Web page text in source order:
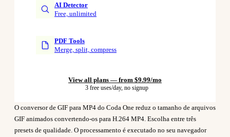
AI Detector
Free, unlimited
PDF Tools
Merge, split, compress
View all plans — from $9.99/mo
3 free uses/day, no signup
O conversor de GIF para MP4 do Coda One reduz o tamanho de arquivos
GIF animados convertendo-os para H.264 MP4. Escolha entre três
presets de qualidade. O processamento é executado no seu navegador